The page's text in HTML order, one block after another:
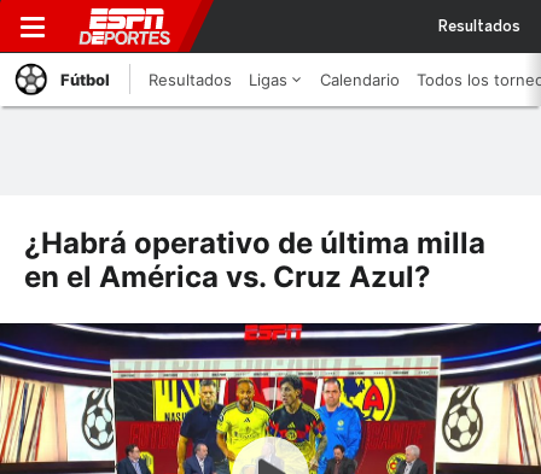
Resultados
Fútbol Resultados Ligas Calendario Todos los
¿Habrá operativo de última milla
en el América vs. Cruz Azul?